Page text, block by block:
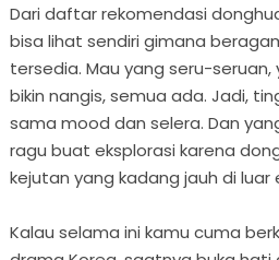
Dari daftar rekomendasi
bisa lihat sendiri gimana
tersedia. Mau yang seru-seruan,
bikin nangis, semua ada. Jadi,
sama mood dan selera. Dan
ragu buat eksplorasi karena
kejutan yang kadang jauh di luar
Kalau selama ini kamu cuma